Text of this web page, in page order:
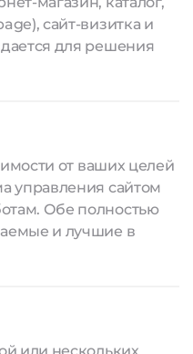
сайт-визитка и
для решения
от ваших целей
управления сайтом
Обе полностью
и лучшие в